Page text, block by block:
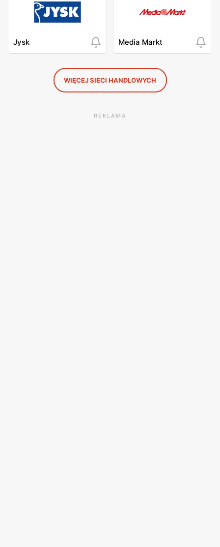
Jysk Media Markt
WIĘCEJ SIECI HANDLOWYCH
REKLAMA